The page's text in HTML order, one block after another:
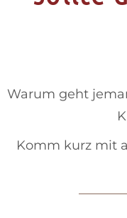
Warum geht
Komm kurz mit